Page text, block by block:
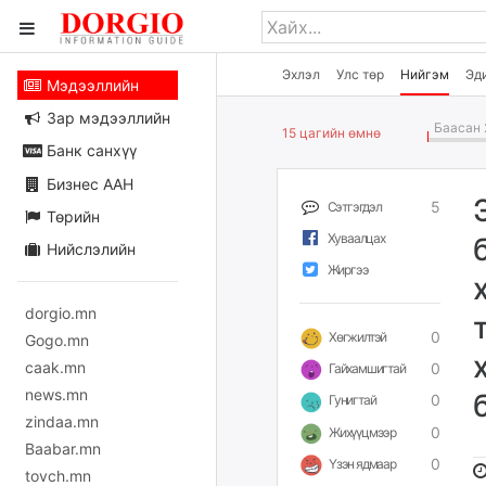
Эхлэл Улс төр Нийгэм
Мэдээллийн
Зар мэдээллийн
Банк санхүү
Бизнес ААН
Төрийн
Нийслэлийн
dorgio.mn
Gogo.mn
caak.mn
news.mn
zindaa.mn
Baabar.mn
tovch.mn
15 цагийн өмнө Баасан
Сэтгэгдэл 5
Хуваалцах
Жиргээ
Хөгжилтэй 0
Гайхамшигтай 0
Гунигтай 0
Жихүүцмээр 0
Үзэн ядмаар 0